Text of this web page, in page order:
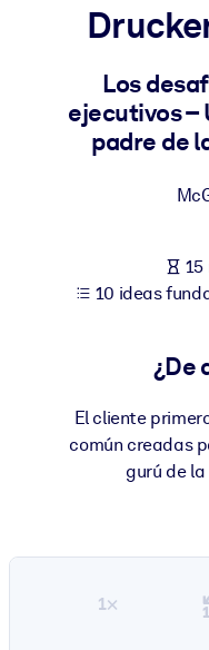
Para LMS/LXP
Integre conocimientos
obtener mejores
Para sistemas de IA
Los
ejecutivos –
padre de
15
10 ideas
¿De
El cliente
común creadas
gurú de
1×